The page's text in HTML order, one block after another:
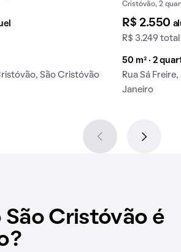
São Cristóvão
Cristóvão, 2
R$ 2.550
R$ 3.249 total
50 m² · 2
Rua Sá
Janeiro
São Cristóvão é